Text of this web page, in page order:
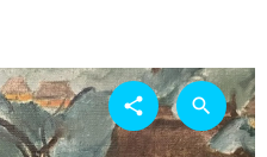
share search